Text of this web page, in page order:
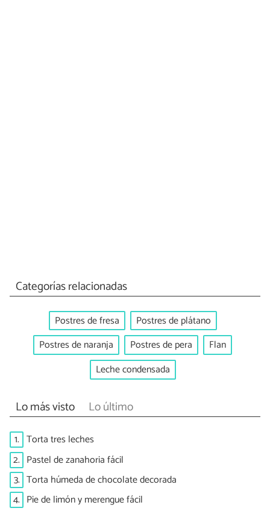
Categorías relacionadas
Postres de fresa
Postres de plátano
Postres de naranja
Postres de pera
Flan
Leche condensada
Lo más visto Lo último
1. Torta tres leches
2. Pastel de zanahoria fácil
3. Torta húmeda de chocolate decorada
4. Pie de limón y merengue fácil